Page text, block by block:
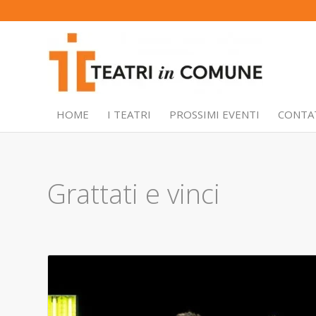
HOME I TEATRI PROSSIMI EVENTI
Grattati e vinci